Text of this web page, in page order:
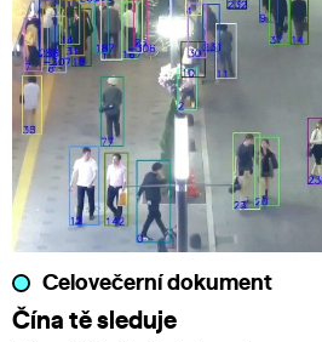
Celovečerní dokument
Čína tě sleduje